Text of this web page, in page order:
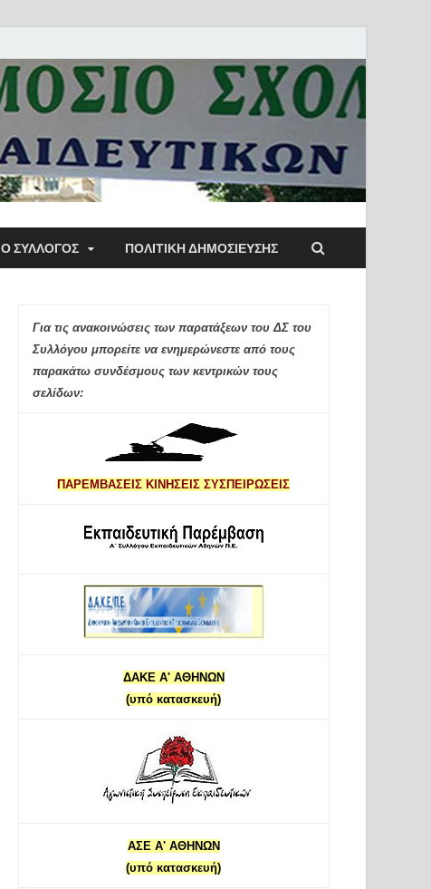
Αθηνών
Π.Ε.
Ο ΣΥΛΛΟΓΟΣ ΠΟΛΙΤΙΚΉ ΔΗΜΟΣΊΕΥΣΗΣ
Για τις ανακοινώσεις των παρατάξεων του ΔΣ του
Συλλόγου μπορείτε να ενημερώνεστε από τους
παρακάτω συνδέσμους των κεντρικών τους
σελίδων:
ΠΑΡΕΜΒΑΣΕΙΣ ΚΙΝΗΣΕΙΣ ΣΥΣΠΕΙΡΩΣΕΙΣ
ΔΑΚΕ Α' ΑΘΗΝΩΝ
(υπό κατασκευή)
ΑΣΕ Α' ΑΘΗΝΩΝ
(υπό κατασκευή)